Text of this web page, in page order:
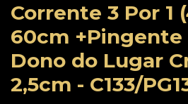
Corrente 3 Por 1
60cm +Pingente
Dono do Lugar
2,5cm - C133/